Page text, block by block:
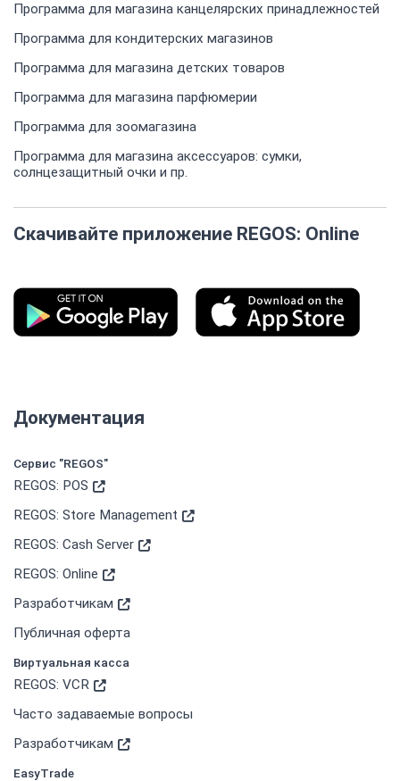
Программа для магазина канцелярских принадлежностей
Программа для кондитерских магазинов
Программа для магазина детских товаров
Программа для магазина парфюмерии
Программа для зоомагазина
Программа для магазина аксессуаров: сумки,
солнцезащитный очки и пр.
Скачивайте приложение REGOS: Online
Документация
Сервис "REGOS"
REGOS: POS
REGOS: Store Management
REGOS: Cash Server
REGOS: Online
Разработчикам
Публичная оферта
Виртуальная касса
REGOS: VCR
Часто задаваемые вопросы
Разработчикам
EasyTrade